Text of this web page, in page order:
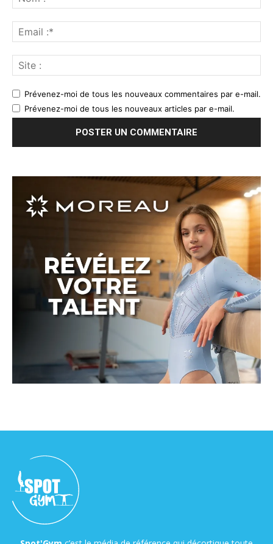
Prévenez-moi de tous les nouveaux commentaires par e-mail.
Prévenez-moi de tous les nouveaux articles par e-mail.